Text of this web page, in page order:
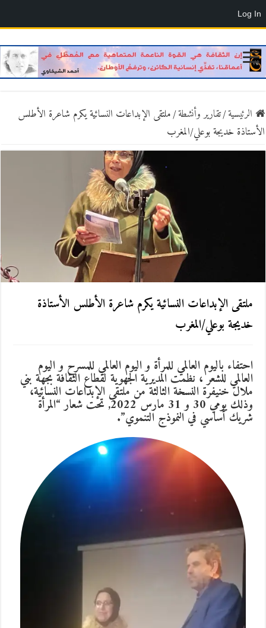
الرئيسية/تقارير وأنشطة/ملتقى الإبداعات النسائية يكرم شاعرة الأطلس
الأستاذة خديجة بوعلي/المغرب
ملتقى الإبداعات النسائية يكرم شاعرة الأطلس الأستاذة
خديجة بوعلي/المغرب
احتفاء باليوم العالمي للمرأة و اليوم العالمي للمسرح و اليوم
العالمي للشعر ، نظمت المديرية الجهوية لقطاع الثقافة بجهة بني
ملال خنيفرة النسخة الثالثة من ملتقى الإبداعات النسائية،
وذلك يومي 30 و 31 مارس 2022, تحت شعار “المرأة
شريك أساسي في النموذج التنموي”.
Log In